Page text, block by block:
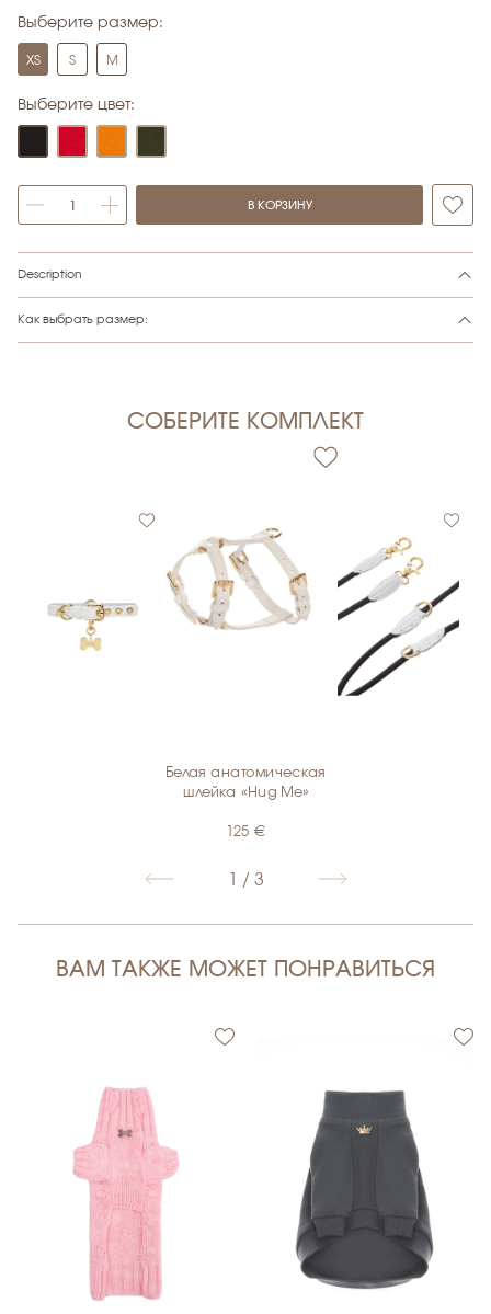
Выберите размер:
XS S M
Выберите цвет:
В КОРЗИНУ
Description
Как выбрать размер:
СОБЕРИТЕ КОМПЛЕКТ
Белая анатомическая
шлейка «Hug Me»
125€
1 / 3
ВАМ ТАКЖЕ МОЖЕТ ПОНРАВИТЬСЯ